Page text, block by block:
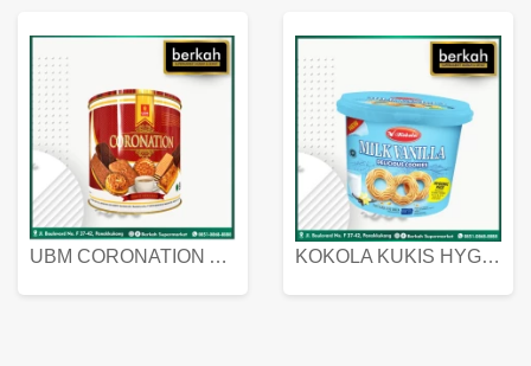
UBM CORONATION ASSORTED BISKUIT KALENG 450 GRAM KOKOLA KUKIS HYGIENIC MILK VANILLA PACK 320 GR